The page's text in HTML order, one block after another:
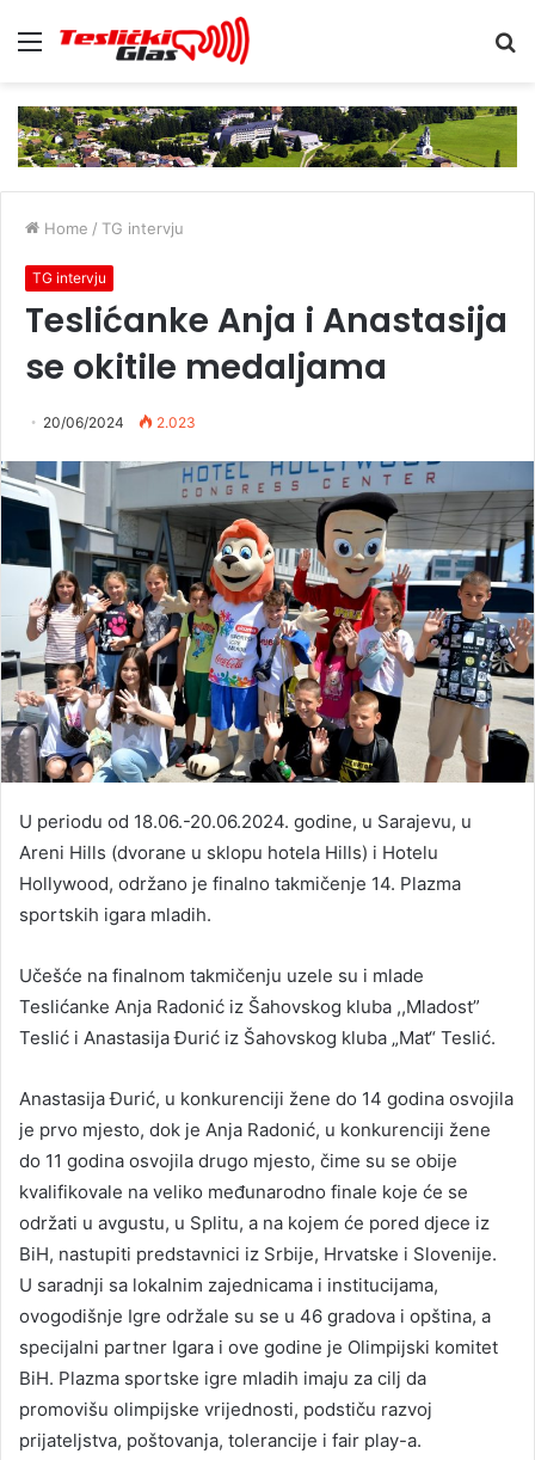
Menu
Home / TG intervju
TG intervju
Teslićanke Anja i Anastasija
se okitile medaljama
20/06/2024 2.023
U periodu od 18.06.-20.06.2024. godine, u Sarajevu, u
Areni Hills (dvorane u sklopu hotela Hills) i Hotelu
Hollywood, održano je finalno takmičenje 14. Plazma
sportskih igara mladih.
Učešće na finalnom takmičenju uzele su i mlade
Teslićanke Anja Radonić iz Šahovskog kluba ,,Mladost”
Teslić i Anastasija Đurić iz Šahovskog kluba „Mat“ Teslić.
Anastasija Đurić, u konkurenciji žene do 14 godina osvojila
je prvo mjesto, dok je Anja Radonić, u konkurenciji žene
do 11 godina osvojila drugo mjesto, čime su se obije
kvalifikovale na veliko međunarodno finale koje će se
održati u avgustu, u Splitu, a na kojem će pored djece iz
BiH, nastupiti predstavnici iz Srbije, Hrvatske i Slovenije.
U saradnji sa lokalnim zajednicama i institucijama,
ovogodišnje Igre održale su se u 46 gradova i opština, a
specijalni partner Igara i ove godine je Olimpijski komitet
BiH. Plazma sportske igre mladih imaju za cilj da
promovišu olimpijske vrijednosti, podstiču razvoj
prijateljstva, poštovanja, tolerancije i fair play-a.